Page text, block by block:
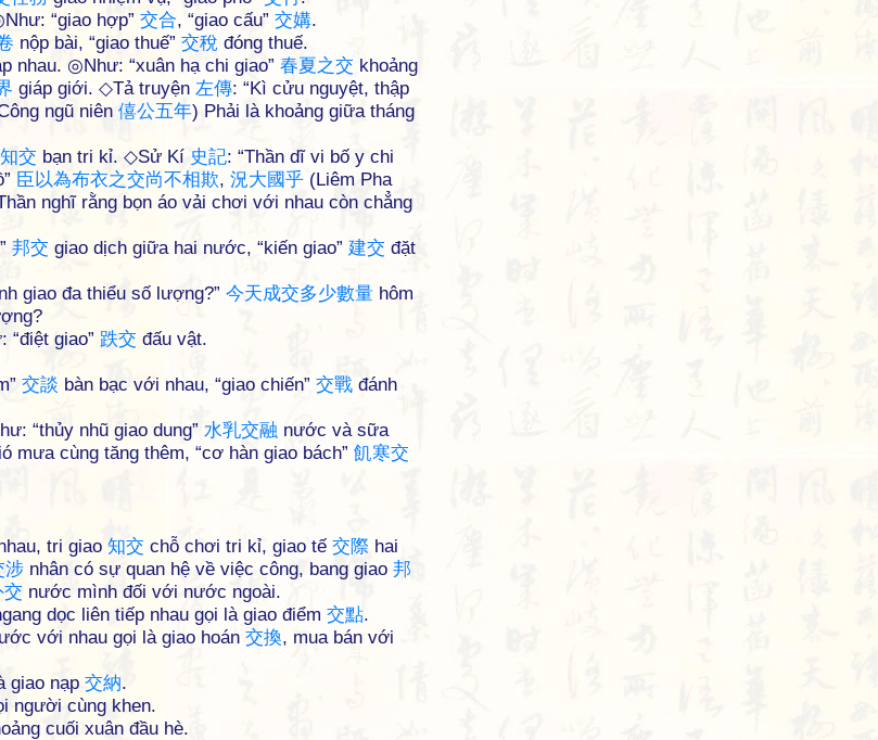
“giao hợp” 交合, “giao cấu” 交媾.
nộp bài, “giao thuế” 交稅 đóng thuế.
nhau. ◎Như: “xuân hạ chi giao” 春夏之交 khoảng
giáp giới. ◇Tả truyện 左傳: “Kì cửu nguyệt, thập
ngũ niên 僖公五年) Phải là khoảng giữa tháng
知交 bạn tri kỉ. ◇Sử Kí 史記: “Thần dĩ vi bố y chi
臣以為布衣之交尚不相欺, 況大國乎 (Liêm Pha
nghĩ rằng bọn áo vải chơi với nhau còn chẳng
邦交 giao dịch giữa hai nước, “kiến giao” 建交 đặt
giao đa thiểu số lượng?” 今天成交多少數量 hôm
“điệt giao” 跌交 đấu vật.
交談 bàn bạc với nhau, “giao chiến” 交戰 đánh
“thủy nhũ giao dung” 水乳交融 nước và sữa
mưa cùng tăng thêm, “cơ hàn giao bách” 飢寒交
tri giao 知交 chỗ chơi tri kỉ, giao tế 交際 hai
涉 nhân có sự quan hệ về việc công, bang giao 邦
交 nước mình đối với nước ngoài.
dọc liên tiếp nhau gọi là giao điểm 交點.
với nhau gọi là giao hoán 交換, mua bán với
giao nạp 交納.
người cùng khen.
cuối xuân đầu hè.